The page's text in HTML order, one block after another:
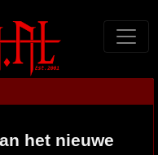
het nieuwe